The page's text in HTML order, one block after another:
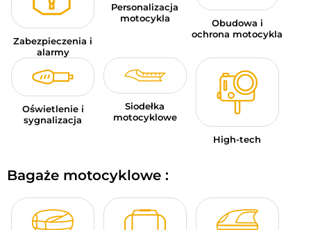
Zabezpieczenia i
alarmy
Personalizacja
motocykla
Obudowa i
ochrona motocykla
Oświetlenie i
sygnalizacja
Siodełka
motocyklowe
High-tech
Bagaże motocyklowe :